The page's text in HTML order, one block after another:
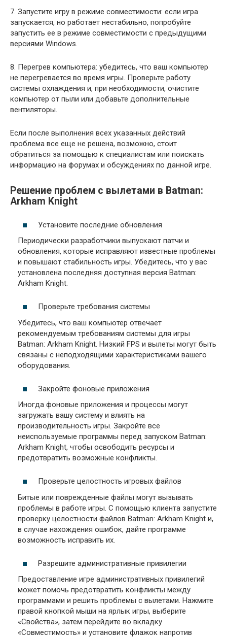
7. Запустите игру в режиме совместимости: если игра
запускается, но работает нестабильно, попробуйте
запустить ее в режиме совместимости с предыдущими
версиями Windows.
8. Перегрев компьютера: убедитесь, что ваш компьютер
не перегревается во время игры. Проверьте работу
системы охлаждения и, при необходимости, очистите
компьютер от пыли или добавьте дополнительные
вентиляторы.
Если после выполнения всех указанных действий
проблема все еще не решена, возможно, стоит
обратиться за помощью к специалистам или поискать
информацию на форумах и обсуждениях по данной игре.
Решение проблем с вылетами в Batman:
Arkham Knight
Установите последние обновления
Периодически разработчики выпускают патчи и
обновления, которые исправляют известные проблемы
и повышают стабильность игры. Убедитесь, что у вас
установлена последняя доступная версия Batman:
Arkham Knight.
Проверьте требования системы
Убедитесь, что ваш компьютер отвечает
рекомендуемым требованиям системы для игры
Batman: Arkham Knight. Низкий FPS и вылеты могут быть
связаны с неподходящими характеристиками вашего
оборудования.
Закройте фоновые приложения
Иногда фоновые приложения и процессы могут
загружать вашу систему и влиять на
производительность игры. Закройте все
неиспользуемые программы перед запуском Batman:
Arkham Knight, чтобы освободить ресурсы и
предотвратить возможные конфликты.
Проверьте целостность игровых файлов
Битые или поврежденные файлы могут вызывать
проблемы в работе игры. С помощью клиента запустите
проверку целостности файлов Batman: Arkham Knight и,
в случае нахождения ошибок, дайте программе
возможность исправить их.
Разрешите административные привилегии
Предоставление игре административных привилегий
может помочь предотвратить конфликты между
программами и решить проблемы с вылетами. Нажмите
правой кнопкой мыши на ярлык игры, выберите
«Свойства», затем перейдите во вкладку
«Совместимость» и установите флажок напротив